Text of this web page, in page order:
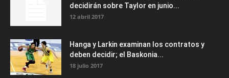
decidirán sobre Taylor en junio...
12 abril 2017
Hanga y Larkin examinan los contratos y
deben decidir; el Baskonia...
18 julio 2017